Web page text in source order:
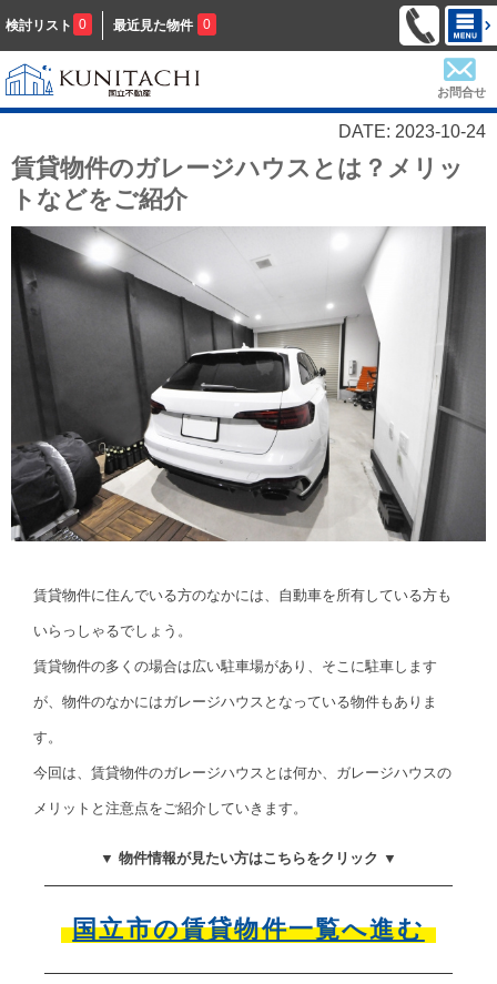
検討リスト 0 最近見た物件 0
お問合せ
DATE: 2023-10-24
賃貸物件のガレージハウスとは？メリッ
トなどをご紹介
賃貸物件に住んでいる方のなかには、自動車を所有している方も
いらっしゃるでしょう。
賃貸物件の多くの場合は広い駐車場があり、そこに駐車します
が、物件のなかにはガレージハウスとなっている物件もありま
す。
今回は、賃貸物件のガレージハウスとは何か、ガレージハウスの
メリットと注意点をご紹介していきます。
▼ 物件情報が見たい方はこちらをクリック ▼
国立市の賃貸物件一覧へ進む